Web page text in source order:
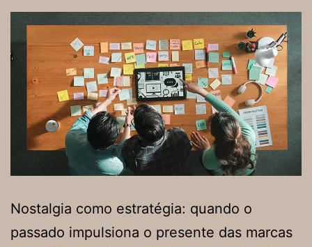
Nostalgia como estratégia: quando o
passado impulsiona o presente das marcas